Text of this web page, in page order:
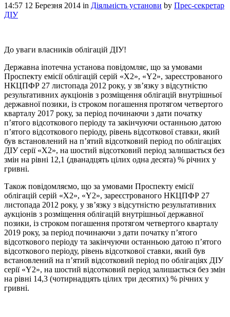
14:57 12 Березня 2014 in Діяльність установи by Прес-секретар
ДІУ
До уваги власників облігацій ДІУ!
Державна іпотечна установа повідомляє, що за умовами
Проспекту емісії облігацій серій «Х2», «Y2», зареєстрованого
НКЦПФР 27 листопада 2012 року, у зв’язку з відсутністю
результативних аукціонів з розміщення облігацій внутрішньої
державної позики, із строком погашення протягом четвертого
кварталу 2017 року, за період починаючи з дати початку
п’ятого відсоткового періоду та закінчуючи останньою датою
п’ятого відсоткового періоду, рівень відсоткової ставки, який
був встановлений на п’ятий відсотковий період по облігаціях
ДІУ серії «Х2», на шостий відсотковий період залишається без
змін на рівні 12,1 (дванадцять цілих одна десята) % річних у
гривні.
Також повідомляємо, що за умовами Проспекту емісії
облігацій серій «Х2», «Y2», зареєстрованого НКЦПФР 27
листопада 2012 року, у зв’язку з відсутністю результативних
аукціонів з розміщення облігацій внутрішньої державної
позики, із строком погашення протягом четвертого кварталу
2019 року, за період починаючи з дати початку п’ятого
відсоткового періоду та закінчуючи останньою датою п’ятого
відсоткового періоду, рівень відсоткової ставки, який був
встановлений на п’ятий відсотковий період по облігаціях ДІУ
серії «Y2», на шостий відсотковий період залишається без змін
на рівні 14,3 (чотирнадцять цілих три десятих) % річних у
гривні.